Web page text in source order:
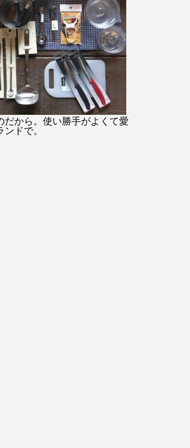
store.haus.ne.jp/右上
で日傘とご入力くださ
たは@haus_netstore
ウントURLからアク
きます！！皆様のご利
まちしておりま
カリ荘#yukarisou#セレ
ョップ#ライフスタイ
プ#松江#島根#北堀#
だから。使い勝手がよくて愛
ドで。